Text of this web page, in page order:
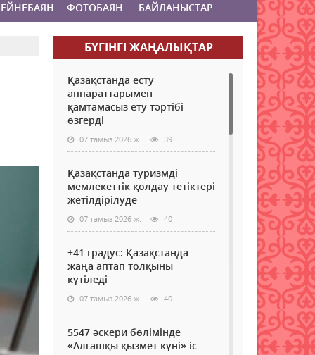
ФОТОБАЯН БАЙЛАНЫСТАР
БҮГІНГI ЖАҢАЛЫҚТАР
Қазақстанда есту
аппараттарымен
қамтамасыз ету тәртібі
өзгерді
07 тамыз 2026 ж. 39
Қазақстанда туризмді
мемлекеттік қолдау тетіктері
жетілдірілуде
07 тамыз 2026 ж. 40
+41 градус: Қазақстанда
жаңа аптап толқыны
күтіледі
07 тамыз 2026 ж. 40
5547 әскери бөлімінде
«Алғашқы қызмет күні» іс-